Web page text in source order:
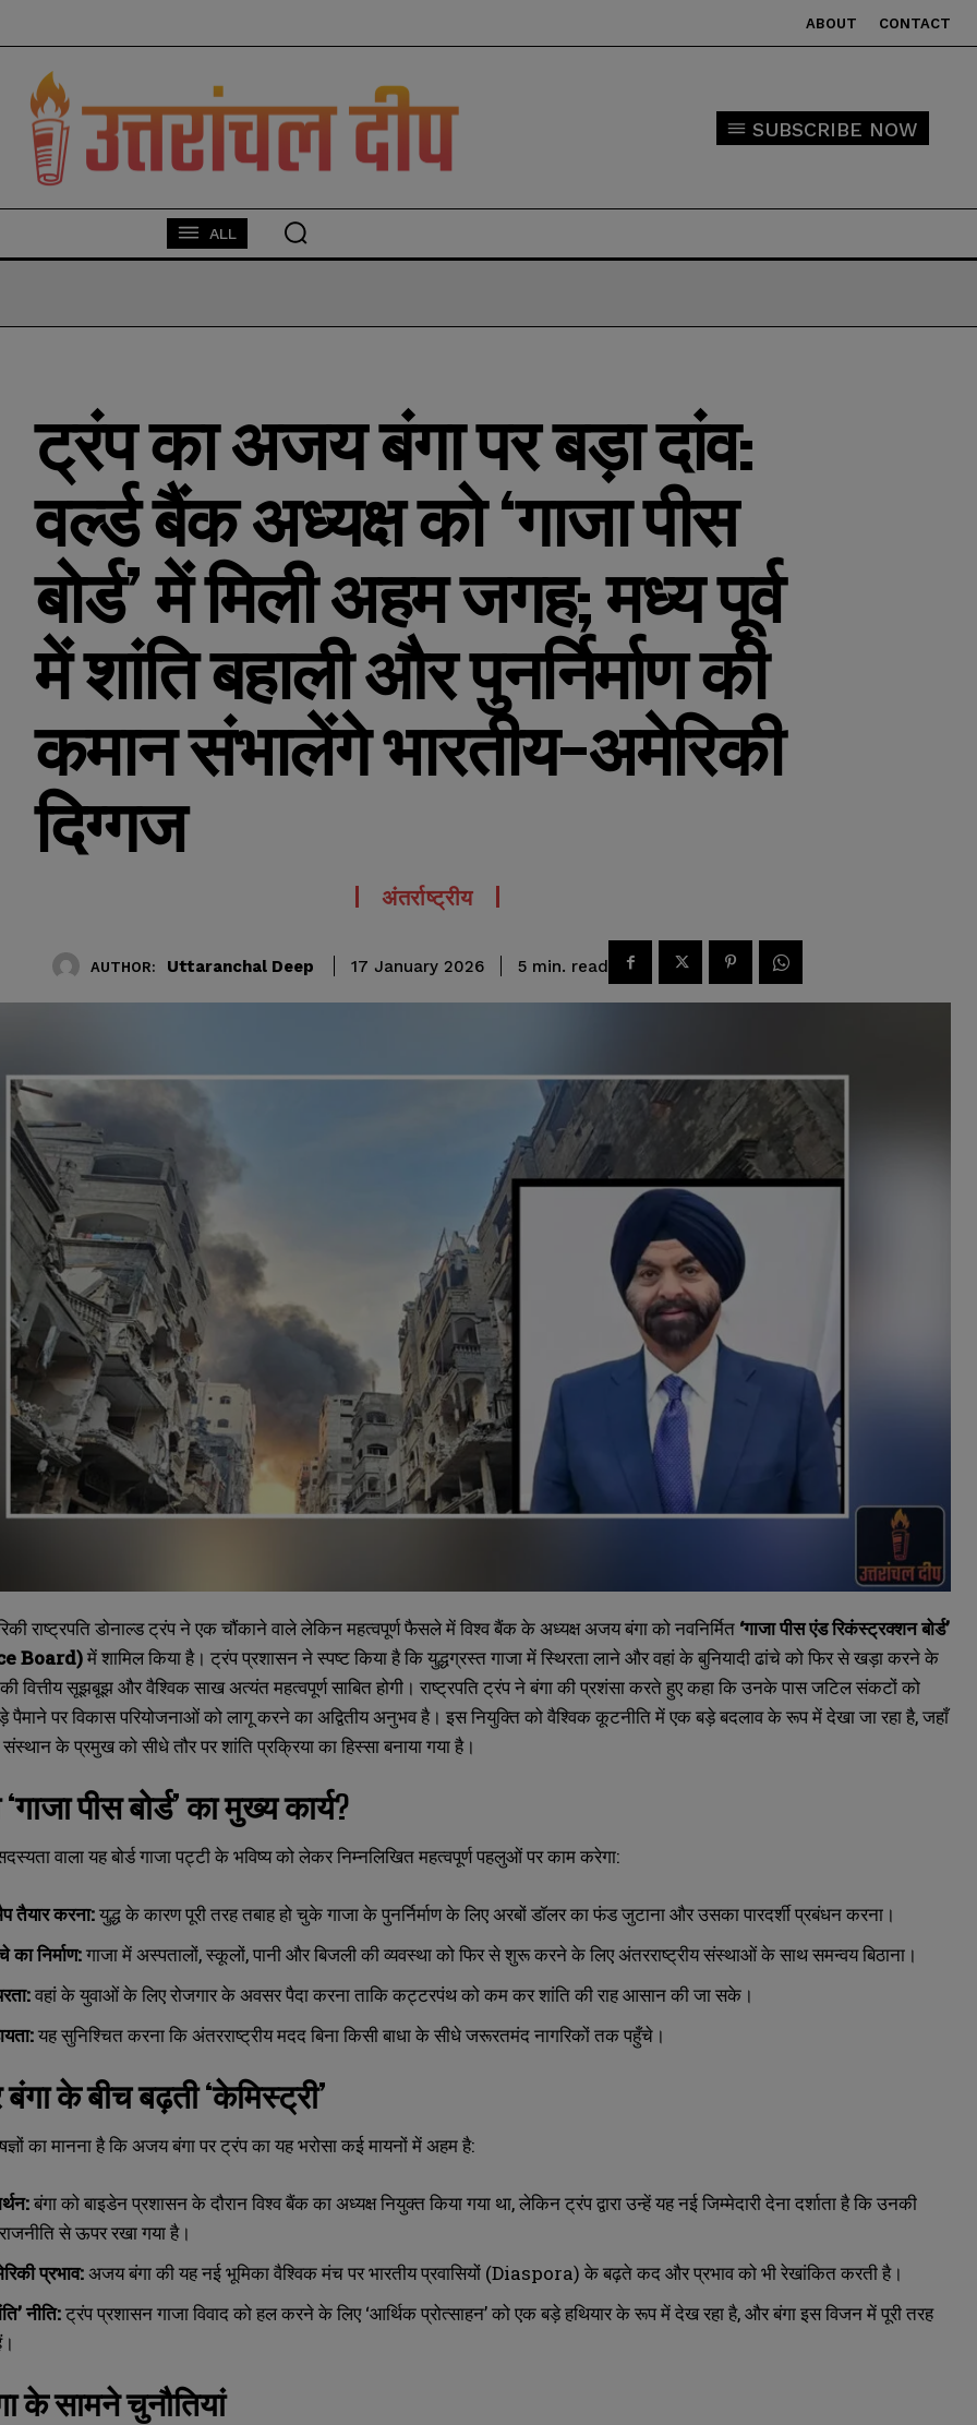
SUBMIT
SUBMIT
ABOUT CONTACT
SUBSCRIBE NOW
ALL
ट्रंप का अजय बंगा पर बड़ा दांव:
वर्ल्ड बैंक अध्यक्ष को ‘गाजा पीस
बोर्ड’ में मिली अहम जगह; मध्य पूर्व
में शांति बहाली और पुनर्निर्माण की
कमान संभालेंगे भारतीय-अमेरिकी
दिग्गज
अंतर्राष्ट्रीय
AUTHOR: Uttaranchal Deep 17 January 2026 5 min. read
राष्ट्रपति डोनाल्ड ट्रंप ने एक चौंकाने वाले लेकिन महत्वपूर्ण फैसले में विश्व बैंक के अध्यक्ष अजय बंगा को नवनिर्मित ‘गाजा पीस एंड रिकंस्ट्रक्शन बोर्ड’
Board)में शामिल किया है। ट्रंप प्रशासन ने स्पष्ट किया है कि युद्धग्रस्त गाजा में स्थिरता लाने और वहां के बुनियादी ढांचे को फिर से खड़ा करने के
वित्तीय सूझबूझ और वैश्विक साख अत्यंत महत्वपूर्ण साबित होगी। राष्ट्रपति ट्रंप ने बंगा की प्रशंसा करते हुए कहा कि उनके पास जटिल संकटों को
पर विकास परियोजनाओं को लागू करने का अद्वितीय अनुभव है। इस नियुक्ति को वैश्विक कूटनीति में एक बड़े बदलाव के रूप में देखा जा रहा है, जहाँ
संस्थान के प्रमुख को सीधे तौर पर शांति प्रक्रिया का हिस्सा बनाया गया है।
‘गाजा पीस बोर्ड’ का मुख्य कार्य?
वाला यह बोर्ड गाजा पट्टी के भविष्य को लेकर निम्नलिखित महत्वपूर्ण पहलुओं पर काम करेगा:
तैयार करना:युद्ध के कारण पूरी तरह तबाह हो चुके गाजा के पुनर्निर्माण के लिए अरबों डॉलर का फंड जुटाना और उसका पारदर्शी प्रबंधन करना।
का निर्माण:गाजा में अस्पतालों, स्कूलों, पानी और बिजली की व्यवस्था को फिर से शुरू करने के लिए अंतरराष्ट्रीय संस्थाओं के साथ समन्वय बिठाना।
वहां के युवाओं के लिए रोजगार के अवसर पैदा करना ताकि कट्टरपंथ को कम कर शांति की राह आसान की जा सके।
यह सुनिश्चित करना कि अंतरराष्ट्रीय मदद बिना किसी बाधा के सीधे जरूरतमंद नागरिकों तक पहुँचे।
के बीच बढ़ती ‘केमिस्ट्री’
का मानना है कि अजय बंगा पर ट्रंप का यह भरोसा कई मायनों में अहम है:
बंगा को बाइडेन प्रशासन के दौरान विश्व बैंक का अध्यक्ष नियुक्त किया गया था, लेकिन ट्रंप द्वारा उन्हें यह नई जिम्मेदारी देना दर्शाता है कि उनकी
से ऊपर रखा गया है।
प्रभाव:अजय बंगा की यह नई भूमिका वैश्विक मंच पर भारतीय प्रवासियों (Diaspora) के बढ़ते कद और प्रभाव को भी रेखांकित करती है।
नीति:ट्रंप प्रशासन गाजा विवाद को हल करने के लिए ‘आर्थिक प्रोत्साहन’ को एक बड़े हथियार के रूप में देख रहा है, और बंगा इस विजन में पूरी तरह
के सामने चुनौतियां